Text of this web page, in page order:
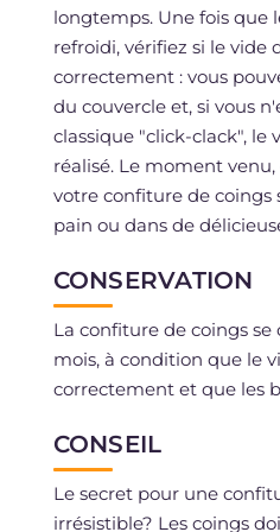
longtemps. Une fois que
refroidi, vérifiez si le vide
correctement : vous
du couvercle et, si vous
classique "click-clack", le
réalisé. Le moment
votre confiture de coings
pain ou dans de
CONSERVATION
La confiture de coings se
mois, à condition que le
correctement et que les
des sources de lumière et
conseillé d'attendre au
avant de consommer la
CONSEIL
Le secret pour une
irrésistible? Les coings